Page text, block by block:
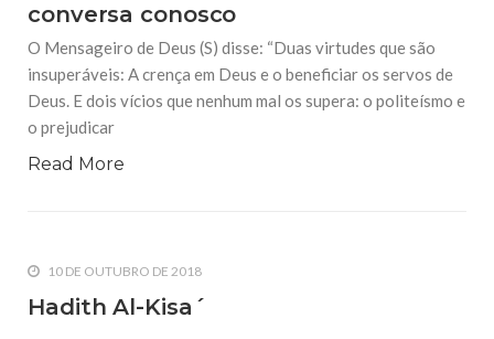
conversa conosco
O Mensageiro de Deus (S) disse: “Duas virtudes que são
insuperáveis: A crença em Deus e o beneficiar os servos de
Deus. E dois vícios que nenhum mal os supera: o politeísmo e
o prejudicar
Read More
10 DE OUTUBRO DE 2018
Hadith Al-Kisa´